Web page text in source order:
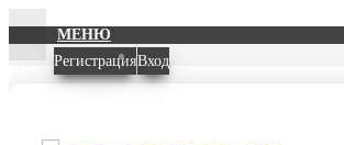
МЕНЮ
РегистрацияВход